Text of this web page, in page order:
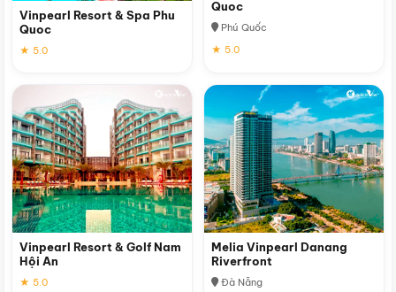
Vinpearl Resort & Spa Phu
Quoc
★ 5.0
Quoc
Phú Quốc
★ 5.0
Vinpearl Resort & Golf Nam
Hội An
★ 5.0
Melia Vinpearl Danang
Riverfront
Đà Nẵng